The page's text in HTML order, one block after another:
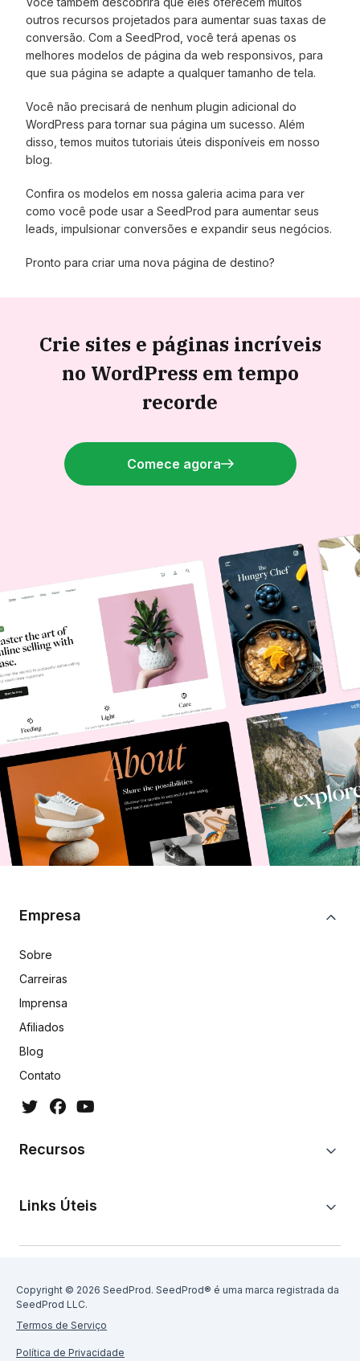
outros recursos projetados para aumentar suas taxas de
conversão. Com a SeedProd, você terá apenas os
melhores modelos de página da web responsivos, para
que sua página se adapte a qualquer tamanho de tela.
Você não precisará de nenhum plugin adicional do
WordPress para tornar sua página um sucesso. Além
disso, temos muitos tutoriais úteis disponíveis em nosso
blog.
Confira os modelos em nossa galeria acima para ver
como você pode usar a SeedProd para aumentar seus
leads, impulsionar conversões e expandir seus negócios.
Pronto para criar uma nova página de destino?
Crie sites e páginas incríveis
no WordPress em tempo
recorde
Comece agora
Empresa
Sobre
Carreiras
Imprensa
Afiliados
Blog
Contato
Recursos
Links Úteis
Copyright © 2026 SeedProd. SeedProd® é uma marca registrada da
SeedProd LLC.
Termos de Serviço
Política de Privacidade